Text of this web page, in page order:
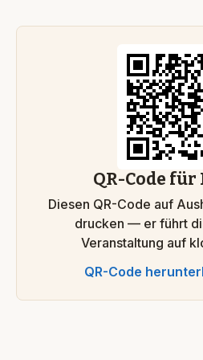
QR-Code
Diesen QR-Code auf
drucken — er führt
Veranstaltung auf
QR-Code